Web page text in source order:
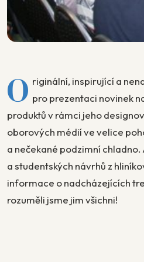
O riginální, inspirující a
pro prezentaci novinek
produktů v rámci jeho
oborových médií ve velice
a nečekané podzimní chladno.
a studentských návrhů z
informace o nadcházejících
rozuměli jsme jim všichni!